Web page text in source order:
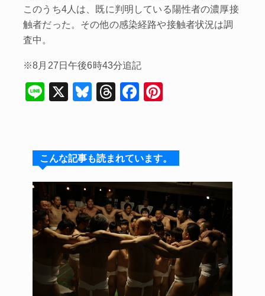
このうち4人は、既に判明している陽性者の濃厚接
触者だった。その他の感染経路や接触者状況は調
査中。
※8月27日午後6時43分追記
Li
X
Bl
s
k
y
T
a
d
s
F
e
b
o
o
k
e
st
こんな記事も読まれています。